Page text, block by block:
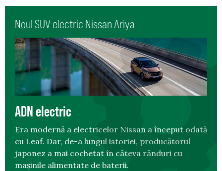
Noul SUV electric Nissan Ariya
ADN electric
Era modernă a electricelor Nissan a început odată
cu Leaf. Dar, de-a lungul istoriei, producătorul
japonez a mai cochetat în câteva rânduri cu
mașinile alimentate de baterii.